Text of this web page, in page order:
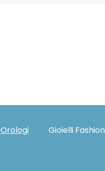
Orologi Gioielli Fashion